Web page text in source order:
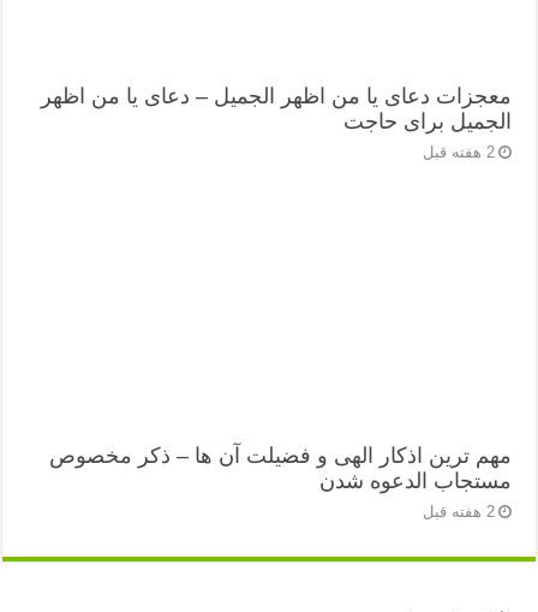
معجزات دعای یا من اظهر الجمیل – دعای یا من اظهر
الجمیل برای حاجت
2 هفته قبل
مهم ترین اذکار الهی و فضیلت آن ها – ذکر مخصوص
مستجاب الدعوه شدن
2 هفته قبل